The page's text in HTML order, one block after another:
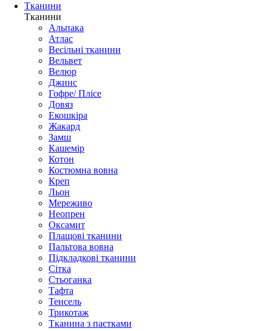
Тканини
Тканини
Альпака
Атлас
Весільні тканини
Вельвет
Велюр
Джинс
Гофре/ Плісе
Довяз
Екошкіра
Жакард
Замш
Кашемір
Котон
Костюмна вовна
Креп
Льон
Мереживо
Неопрен
Оксамит
Плащові тканини
Пальтова вовна
Підкладкові тканини
Сітка
Стьоганка
Тафта
Тенсель
Трикотаж
Тканина з паєтками